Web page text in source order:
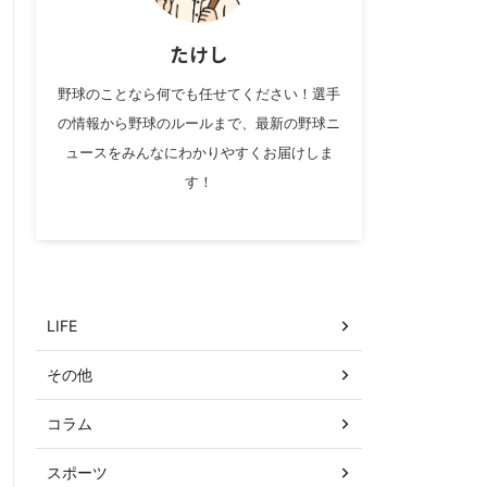
たけし
野球のことなら何でも任せてください！選手
の情報から野球のルールまで、最新の野球ニ
ュースをみんなにわかりやすくお届けしま
す！
LIFE
その他
コラム
スポーツ